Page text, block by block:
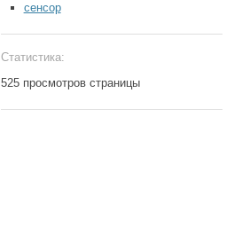
сенсор
Статистика:
525 просмотров страницы